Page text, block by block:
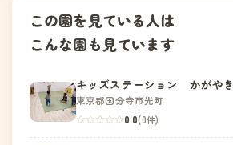
この園を見ている人は
こんな園も見ています
キッズステーション かがやき
東京都国分寺市光町
0.0(0件)